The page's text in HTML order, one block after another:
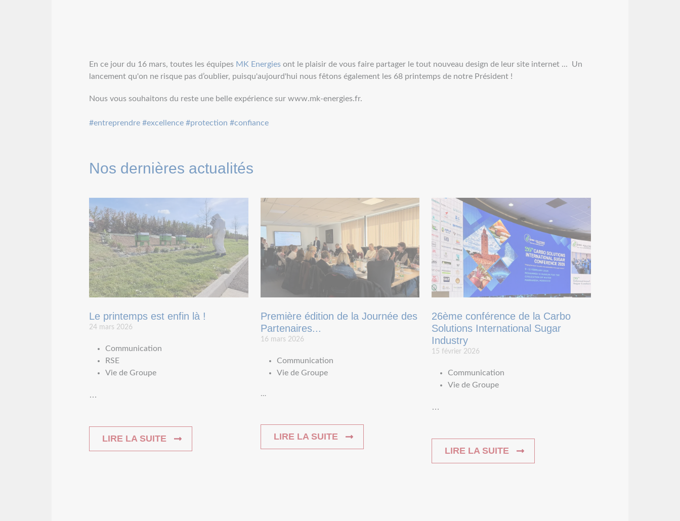
En ce jour du 16 mars, toutes les équipes MK Energies ont le plaisir de vous faire partager le tout nouveau design de leur site internet ... Un
lancement qu'on ne risque pas d’oublier, puisqu'aujourd'hui nous fêtons également les 68 printemps de notre Président !
Nous vous souhaitons du reste une belle expérience sur www.mk-energies.fr.
#entreprendre #excellence #protection #confiance
Nos dernières actualités
Le printemps est enfin là !
24 mars 2026
Communication
RSE
Vie de Groupe
…
LIRE LA SUITE
Première édition de la Journée des
Partenaires...
16 mars 2026
Communication
Vie de Groupe
…
LIRE LA SUITE
26ème conférence de la Carbo
Solutions International Sugar
Industry
15 février 2026
Communication
Vie de Groupe
…
LIRE LA SUITE